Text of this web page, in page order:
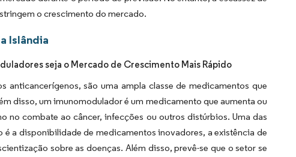
o crescimento do mercado.
Islândia
seja o Mercado de Crescimento Mais Rápido
são uma ampla classe de medicamentos que
disso, um imunomodulador é um medicamento que aumenta ou
combate ao câncer, infecções ou outros distúrbios. Uma das
a disponibilidade de medicamentos inovadores, a existência de
sobre as doenças. Além disso, prevê-se que o setor se